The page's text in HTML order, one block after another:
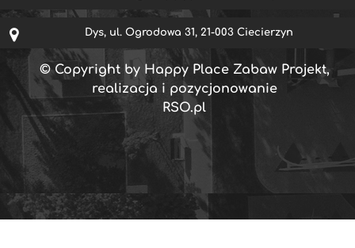
Dys, ul. Ogrodowa 31, 21-003 Ciecierzyn
© Copyright by Happy Place Zabaw Projekt,
realizacja i pozycjonowanie
RSO.pl